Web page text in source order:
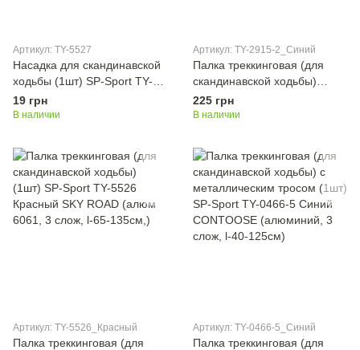
Артикул: TY-5527
Насадка для скандинавской
ходьбы (1шт) SP-Sport TY-
5527 (пластик, черный)
19 грн
В наличии
Артикул: TY-2915-2_Синий
Палка треккинговая (для
скандинавской ходьбы)
(1шт) SP-Sport TY-2915-2
Синий ENERGIA (алюминий,
225 грн
В наличии
Артикул: TY-5526_Красный
Палка треккинговая (для
Артикул: TY-0466-5_Синий
Палка треккинговая (для